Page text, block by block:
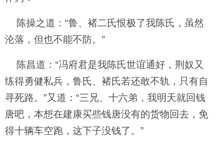
陈操之道：“鲁、褚二氏恨极了我陈氏，虽然
沦落，但也不能不防。”
陈昌道：“冯府君是我陈氏世谊通好，荆奴又
练得勇健私兵，鲁氏、褚氏若还敢不轨，只有自
寻死路。”又道：“三兄、十六弟，我明天就回钱
唐吧，本想在建康买些钱唐没有的货物回去，免
得十辆车空跑，这下子没钱了。”